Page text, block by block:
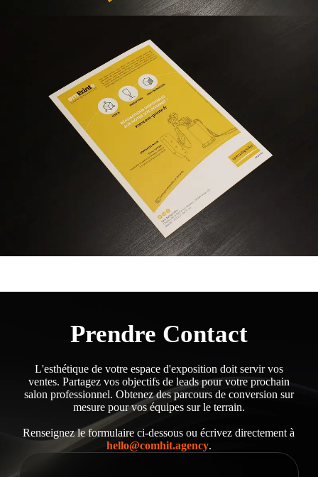
Prendre Contact
L'esthétique de votre espace d'exposition doit servir vos
ventes. Partagez vos objectifs de leads pour votre prochain
salon professionnel. Obtenez des parcours de conversion sur
mesure pour vos équipes sur le terrain.
Renseignez le formulaire ci-dessous ou écrivez directement à
hello@comhit.agency.